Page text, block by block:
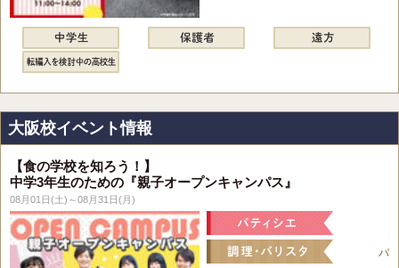
大阪校イベント情報
【食の学校を知ろう！】
中学3年生のための『親子オープンキャンパス』
08月01日(土)～08月31日(月)
パ